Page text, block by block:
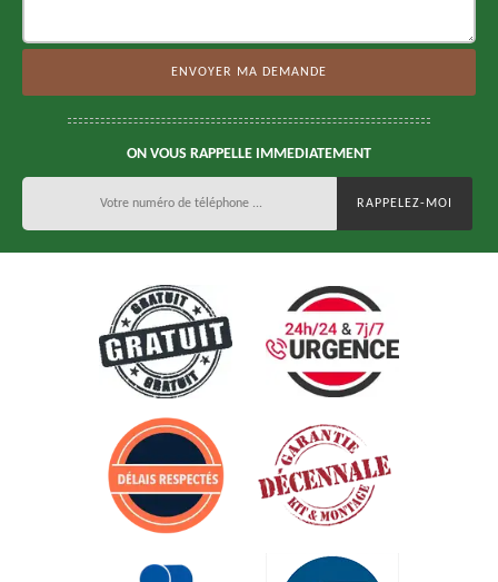
ON VOUS RAPPELLE IMMEDIATEMENT